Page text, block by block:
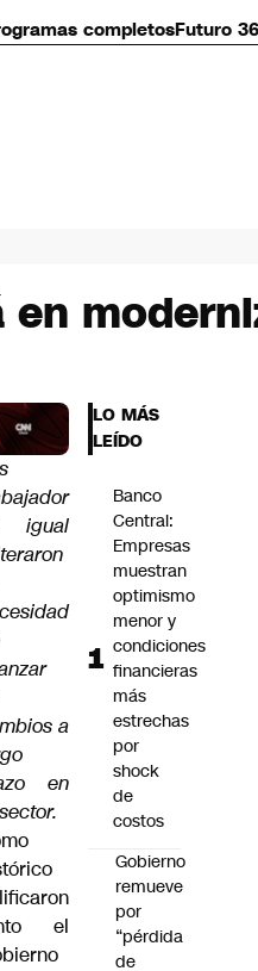
completosFuturo
igual
a
en
el
LO MÁS
LEÍDO
Banco
Central:
Empresas
muestran
optimismo
menor y
condiciones
financieras
más
estrechas
por
shock
de
costos
Gobierno
remueve
por
“pérdida
de